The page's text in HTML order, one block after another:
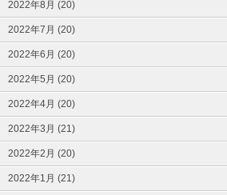
2022年8月 (20)
2022年7月 (20)
2022年6月 (20)
2022年5月 (20)
2022年4月 (20)
2022年3月 (21)
2022年2月 (20)
2022年1月 (21)